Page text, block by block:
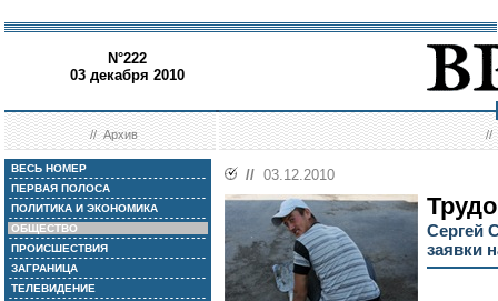
N°222
03 декабря 2010
//Архив //
ВЕСЬ НОМЕР
ПЕРВАЯ ПОЛОСА
ПОЛИТИКА И ЭКОНОМИКА
ОБЩЕСТВО
ПРОИСШЕСТВИЯ
ЗАГРАНИЦА
ТЕЛЕВИДЕНИЕ
// 03.12.2010
Сергей
заявки